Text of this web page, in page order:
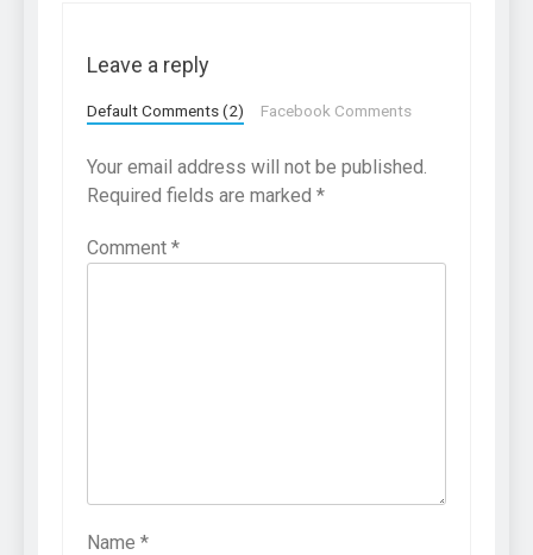
Leave a reply
Default Comments (2) Facebook Comments
Your email address will not be published.
Required fields are marked *
Comment *
Name *